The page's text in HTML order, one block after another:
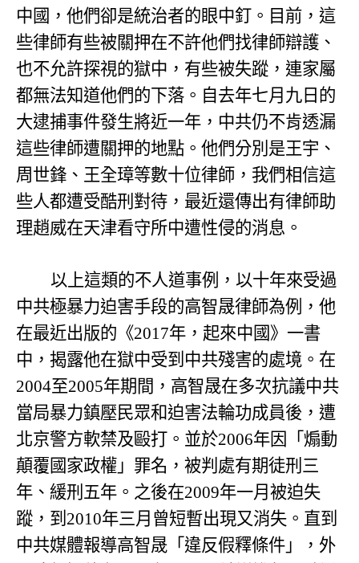
中國，他們卻是統治者的眼中釘。目前，這
些律師有些被關押在不許他們找律師辯護、
也不允許探視的獄中，有些被失蹤，連家屬
都無法知道他們的下落。自去年七月九日的
大逮捕事件發生將近一年，中共仍不肯透漏
這些律師遭關押的地點。他們分別是王宇、
周世鋒、王全璋等數十位律師，我們相信這
些人都遭受酷刑對待，最近還傳出有律師助
理趙威在天津看守所中遭性侵的消息。
以上這類的不人道事例，以十年來受過
中共極暴力迫害手段的高智晟律師為例，他
在最近出版的《2017年，起來中國》一書
中，揭露他在獄中受到中共殘害的處境。在
2004至2005年期間，高智晟在多次抗議中共
當局暴力鎮壓民眾和迫害法輪功成員後，遭
北京警方軟禁及毆打。並於2006年因「煽動
顛覆國家政權」罪名，被判處有期徒刑三
年、緩刑五年。之後在2009年一月被迫失
蹤，到 2010年三月曾短暫出現又消失。直到
中共媒體報導高智晟「違反假釋條件」，外